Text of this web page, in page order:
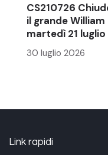
CS210726
il grande
martedì 21 luglio
30 luglio 2026
Link rapidi